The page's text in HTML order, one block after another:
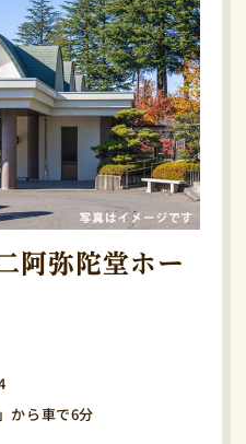
阿弥陀堂ホー
から車で6分